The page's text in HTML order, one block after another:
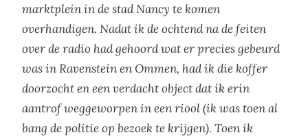
marktplein in de stad Nancy te komen
overhandigen. Nadat ik de ochtend na de feiten
over de radio had gehoord wat er precies gebeurd
was in Ravenstein en Ommen, had ik die koffer
doorzocht en een verdacht object dat ik erin
aantrof weggeworpen in een riool (ik was toen al
bang de politie op bezoek te krijgen). Toen ik